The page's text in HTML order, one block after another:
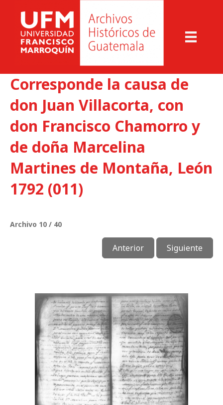
Corresponde la causa de
don Juan Villacorta, con
don Francisco Chamorro y
de doña Marcelina
Martines de Montaña, León
1792 (011)
Archivo 10 / 40
Anterior Siguiente